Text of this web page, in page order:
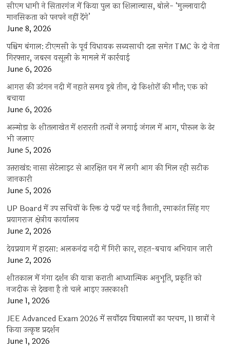
सीएम धामी ने सितारगंज में किया पुल का शिलान्यास, बोले- ‘मुल्लावादी
मानसिकता को पनपने नहीं देंगे’
June 8, 2026
पश्चिम बंगाल: टीएमसी के पूर्व विधायक सब्यसाची दत्ता समेत TMC के दो नेता
गिरफ्तार, जबरन वसूली के मामले में कार्रवाई
June 6, 2026
आगरा की उटंगन नदी में नहाते समय डूबे तीन, दो किशोरों की मौत; एक को
बचाया
June 6, 2026
अल्मोड़ा के शीतलाखेत में शरारती तत्वों ने लगाई जंगल में आग, पीरूल के ढेर
भी जलाए
June 5, 2026
उत्तराखंड: नासा सेटेलाइट से आरक्षित वन में लगी आग की मिल रही सटीक
जानकारी
June 5, 2026
UP Board में उप सचिवों के रिक्त दो पदों पर नई तैनाती, रमाकांत सिंह गए
प्रयागराज क्षेत्रीय कार्यालय
June 2, 2026
देवप्रयाग में हादसा: अलकनंदा नदी में गिरी कार, राहत-बचाव अभियान जारी
June 2, 2026
शीतकाल में गंगा दर्शन की यात्रा कराती आध्यात्मिक अनुभूति, प्रकृति को
नजदीक से देखना है तो चले आइए उत्तरकाशी
June 1, 2026
JEE Advanced Exam 2026 में सर्वोदय विद्यालयों का परचम, 11 छात्रों ने
किया उत्कृष्ट प्रदर्शन
June 1, 2026